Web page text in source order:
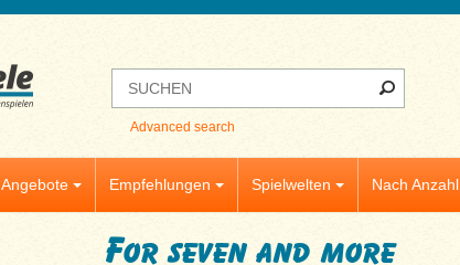
Advanced search
Angebote Empfehlungen Spielwelten Nach Anzahl
For seven and more